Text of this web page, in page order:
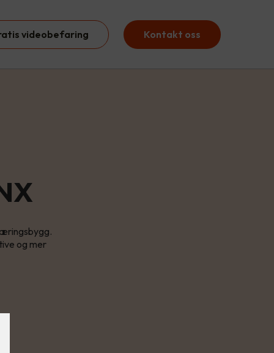
videobefaring Kontakt oss
og mer